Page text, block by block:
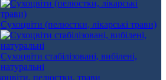
Сухоцвіти (пелюстки, лікарські трави)
Сухоцвіти стабілізовані, вибілені,
натуральні